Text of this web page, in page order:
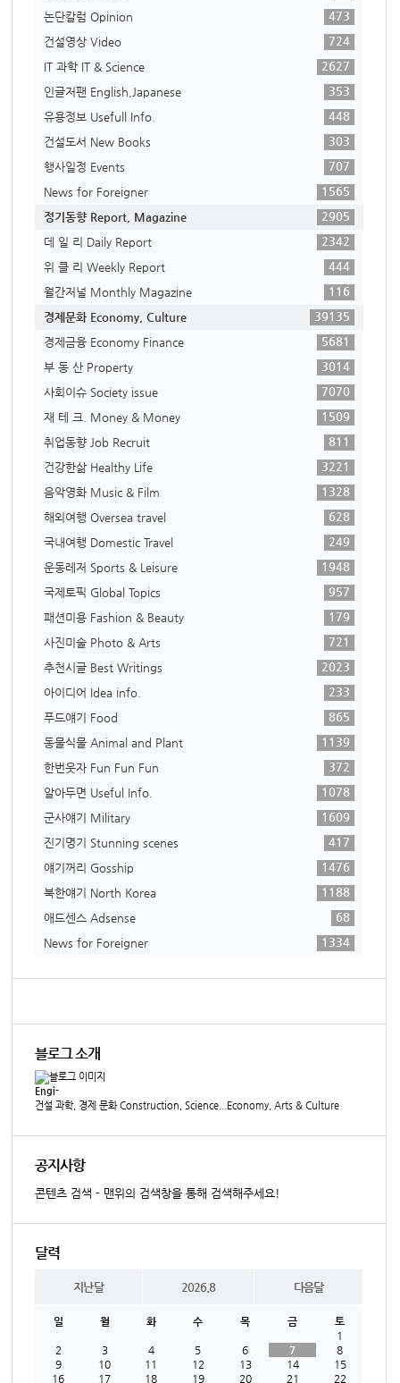
논단칼럼 Opinion
473
건설영상 Video
724
IT 과학 IT & Science
2627
인글저팬 English,Japanese
353
유용정보 Usefull Info.
448
건설도서 New Books
303
행사일정 Events
707
News for Foreigner
1565
정기동향 Report, Magazine
2905
데 일 리 Daily Report
2342
위 클 리 Weekly Report
444
월간저널 Monthly Magazine
116
경제문화 Economy, Culture
39135
경제금융 Economy Finance
5681
부 동 산 Property
3014
사회이슈 Society issue
7070
재 테 크. Money & Money
1509
취업동향 Job Recruit
811
건강한삶 Healthy Life
3221
음악영화 Music & Film
1328
해외여행 Oversea travel
628
국내여행 Domestic Travel
249
운동레저 Sports & Leisure
1948
국제토픽 Global Topics
957
패션미용 Fashion & Beauty
179
사진미술 Photo & Arts
721
추천시글 Best Writings
2023
아이디어 Idea info.
233
푸드얘기 Food
865
동물식물 Animal and Plant
1139
한번웃자 Fun Fun Fun
372
알아두면 Useful Info.
1078
군사얘기 Military
1609
진기명기 Stunning scenes
417
얘기꺼리 Gosship
1476
북한얘기 North Korea
1188
애드센스 Adsense
68
News for Foreigner
1334
블로그 소개
Engi-
건설 과학, 경제 문화 Construction, Science...Economy, Arts & Culture
공지사항
콘텐츠 검색 - 맨위의 검색창을 통해 검색해주세요!
달력
지난달 2026.8 다음달
일 월 화 수 목 금
토
1
2
3 4 5 6 7
8
9
10 11 12 13 14
15
16
17 18 19 20 21 22